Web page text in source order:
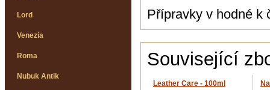
Lord
Venezia
Roma
Nubuk Antik
Přípravky v hodné k
Související
Leather Care - 100ml